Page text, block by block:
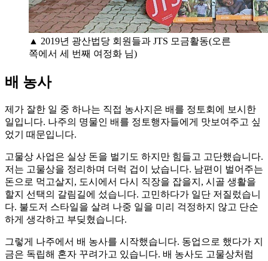
▲ 2019년 광산법당 회원들과 JTS 모금활동(오른
쪽에서 세 번째 여정화 님)
배 농사
제가 잘한 일 중 하나는 직접 농사지은 배를 정토회에 보시한
일입니다. 나주의 명물인 배를 정토행자들에게 맛보여주고 싶
었기 때문입니다.
고물상 사업은 실상 돈을 벌기도 하지만 힘들고 고단했습니다.
저는 고물상을 정리하며 더럭 겁이 났습니다. 남편이 벌어주는
돈으로 먹고살지, 도시에서 다시 직장을 잡을지, 시골 생활을
할지 선택의 갈림길에 섰습니다. 고민하다가 일단 저질렀습니
다. 불도저 스타일을 살려 나중 일을 미리 걱정하지 않고 단순
하게 생각하고 부딪혔습니다.
그렇게 나주에서 배 농사를 시작했습니다. 동업으로 했다가 지
금은 독립해 혼자 꾸려가고 있습니다. 배 농사도 고물상처럼